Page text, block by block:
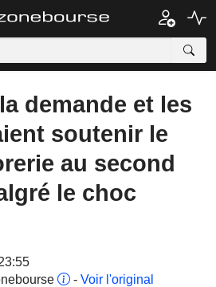
demande et les
soutenir le
au second
le choc
- Voir l'original